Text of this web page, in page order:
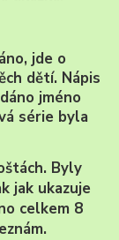
jde o
dětí. Nápis
jméno
série byla
Byly
jak ukazuje
celkem 8